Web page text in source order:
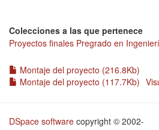
Colecciones a las que pertenece
Proyectos finales Pregrado en
Montaje del proyecto (216.8Kb)
Montaje del proyecto (117.7Kb)
DSpace software copyright © 2002-